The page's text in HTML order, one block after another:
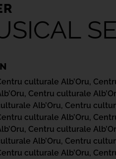
culturale Alb’Oru,
Centru culturale
Alb’Oru, Centru
culturale Alb’Oru,
Centru culturale
Alb’Oru, Centru
culturale Alb’Oru,